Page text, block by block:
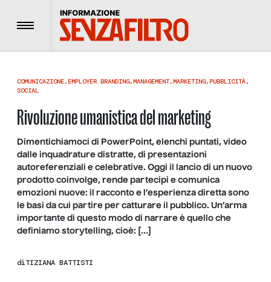
Menu
COMUNICAZIONE,EMPLOYER BRANDING,MANAGEMENT,MARKETING,PUBBLICITÀ,
SOCIAL
Rivoluzione umanistica del marketing
Dimentichiamoci di PowerPoint, elenchi puntati, video
dalle inquadrature distratte, di presentazioni
autoreferenziali e celebrative. Oggi il lancio di un nuovo
prodotto coinvolge, rende partecipi e comunica
emozioni nuove: il racconto e l’esperienza diretta sono
le basi da cui partire per catturare il pubblico. Un’arma
importante di questo modo di narrare è quello che
definiamo storytelling, cioè: […]
diTIZIANA BATTISTI